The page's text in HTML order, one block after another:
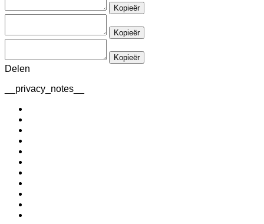
Kopieër
Kopieër
Kopieër
Delen
__privacy_notes__